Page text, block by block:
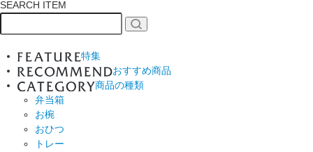
SEARCH ITEM
特集
おすすめ商品
商品の種類
弁当箱
お椀
おひつ
トレー